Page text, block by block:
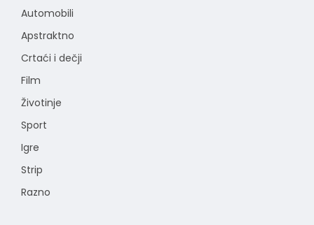
Automobili
Apstraktno
Crtaći i dečji
Film
Životinje
Sport
Igre
Strip
Razno